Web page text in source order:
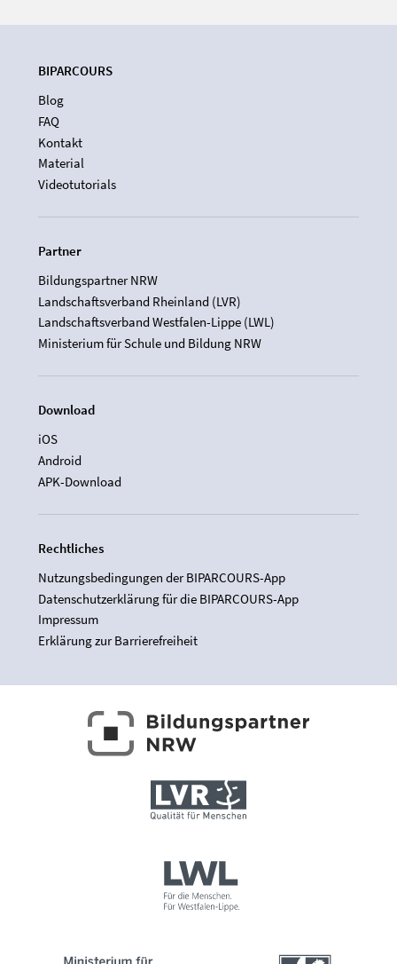
BIPARCOURS
Blog
FAQ
Kontakt
Material
Videotutorials
Partner
Bildungspartner NRW
Landschaftsverband Rheinland (LVR)
Landschaftsverband Westfalen-Lippe (LWL)
Ministerium für Schule und Bildung NRW
Download
iOS
Android
APK-Download
Rechtliches
Nutzungsbedingungen der BIPARCOURS-App
Datenschutzerklärung für die BIPARCOURS-App
Impressum
Erklärung zur Barrierefreiheit